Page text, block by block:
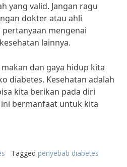
yang valid. Jangan ragu
dokter atau ahli
mengenai
lainnya.
dan gaya hidup kita
diabetes. Kesehatan adalah
kita berikan pada diri
bermanfaat untuk kita
Tagged penyebab diabetes